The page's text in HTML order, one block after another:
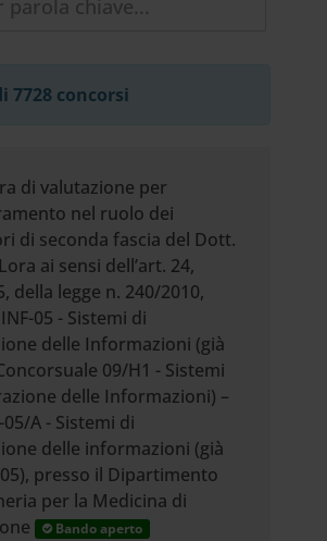
7728 concorsi
di valutazione per
nel ruolo dei
di seconda fascia del Dott.
ai sensi dell’art. 24,
della legge n. 240/2010,
05 - Sistemi di
delle Informazioni (già
09/H1 - Sistemi
delle Informazioni) –
05/A - Sistemi di
delle informazioni (già
presso il Dipartimento
per la Medicina di
Bando aperto